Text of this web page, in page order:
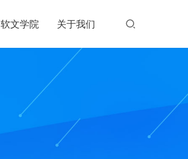
软文学院 关于我们